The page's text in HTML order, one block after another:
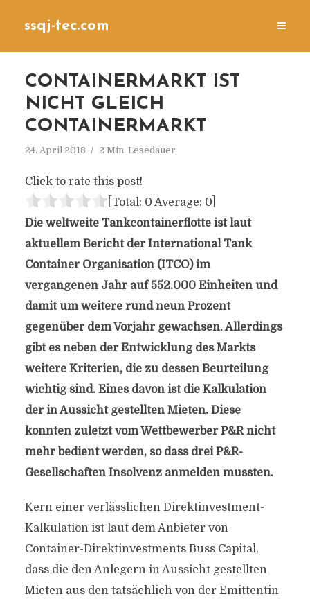
ssqj-tec.com
CONTAINERMARKT IST
NICHT GLEICH
CONTAINERMARKT
24. April 2018 2 Min. Lesedauer
Click to rate this post!
[Total: 0 Average: 0]
Die weltweite Tankcontainerflotte ist laut
aktuellem Bericht der International Tank
Container Organisation (ITCO) im
vergangenen Jahr auf 552.000 Einheiten und
damit um weitere rund neun Prozent
gegenüber dem Vorjahr gewachsen. Allerdings
gibt es neben der Entwicklung des Markts
weitere Kriterien, die zu dessen Beurteilung
wichtig sind. Eines davon ist die Kalkulation
der in Aussicht gestellten Mieten. Diese
konnten zuletzt vom Wettbewerber P&R nicht
mehr bedient werden, so dass drei P&R-
Gesellschaften Insolvenz anmelden mussten.
Kern einer verlässlichen Direktinvestment-
Kalkulation ist laut dem Anbieter von
Container-Direktinvestments Buss Capital,
dass die den Anlegern in Aussicht gestellten
Mieten aus den tatsächlich von der Emittentin